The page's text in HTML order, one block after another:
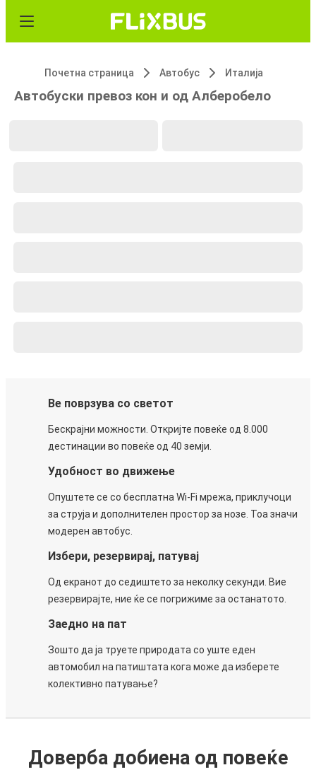
Почетна страница Автобус Италија
Автобуски превоз кон и од Алберобело
Ве поврзува со светот
Бескрајни можности. Откријте повеќе од 8.000
дестинации во повеќе од 40 земји.
Удобност во движење
Опуштете се со бесплатна Wi-Fi мрежа, приклучоци
за струја и дополнителен простор за нозе. Тоа значи
модерен автобус.
Избери, резервирај, патувај
Од екранот до седиштето за неколку секунди. Вие
резервирајте, ние ќе се погрижиме за останатото.
Заедно на пат
Зошто да ја труете природата со уште еден
автомобил на патиштата кога може да изберете
колективно патување?
Доверба добиена од повеќе